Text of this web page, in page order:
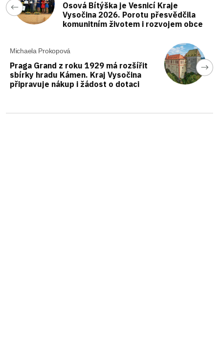
Osová Bítýška je Vesnicí Kraje
Vysočina 2026. Porotu přesvědčila
komunitním životem i rozvojem obce
Michaela Prokopová
Praga Grand z roku 1929 má rozšířit
sbírky hradu Kámen. Kraj Vysočina
připravuje nákup i žádost o dotaci